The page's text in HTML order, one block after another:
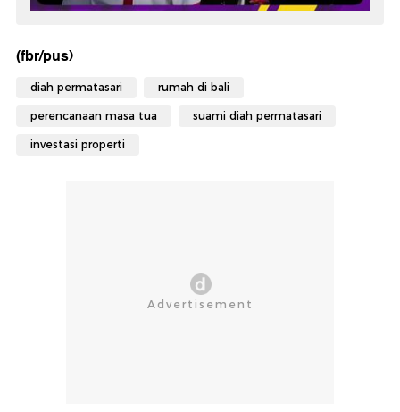
(fbr/pus)
diah permatasari rumah di bali
perencanaan masa tua suami diah permatasari
investasi properti